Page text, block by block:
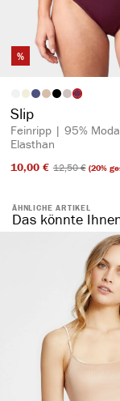
%
Artikelfarbe
Slip
Feinripp | 95%
Elasthan
10,00 €​ 12,50 €​(20%
ÄHNLICHE ARTIKEL
Das könnte